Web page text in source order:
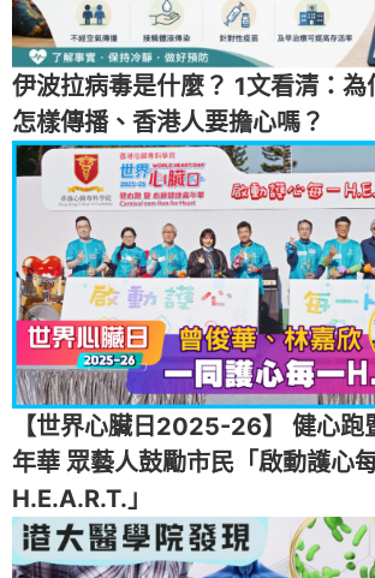
伊波拉病毒是什麼？ 1文看清：為
怎樣傳播、香港人要擔心嗎？
【世界心臟日2025-26】 健心跑
年華 眾藝人鼓勵市民「啟動護心
H.E.A.R.T.」